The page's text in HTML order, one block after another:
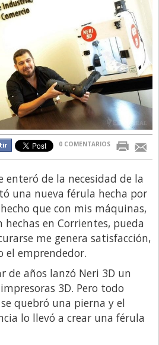
0 COMENTARIOS
enteró de la necesidad de la
una nueva férula hecha por
que con mis máquinas,
hechas en Corrientes, pueda
me genera satisfacción,
el emprendedor.
de años lanzó Neri 3D un
3D. Pero todo
quebró una pierna y el
lo llevó a crear una férula